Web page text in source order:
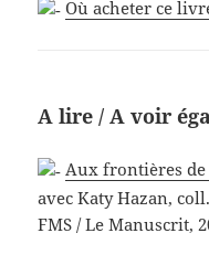
Où acheter ce
A lire / A voir
Aux frontières de
avec Katy Hazan,
FMS / Le Manuscrit,